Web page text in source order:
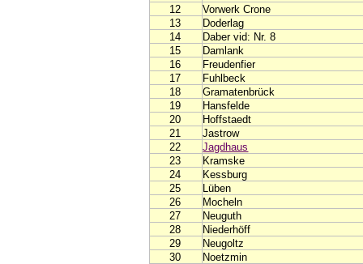
12
Vorwerk Crone
13
Doderlag
14
Daber vid: Nr. 8
15
Damlank
16
Freudenfier
17
Fuhlbeck
18
Gramatenbrück
19
Hansfelde
20
Hoffstaedt
21
Jastrow
22
Jagdhaus
23
Kramske
24
Kessburg
25
Lüben
26
Mocheln
27
Neuguth
28
Niederhöff
29
Neugoltz
30
Noetzmin